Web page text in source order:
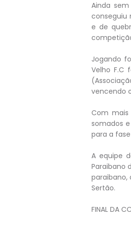
Ainda
conseguiu
e de
Jogando
Velho F.C
vencendo
Com mais
somados
para a
A equipe
Paraibano
Sertão.
FINAL DA